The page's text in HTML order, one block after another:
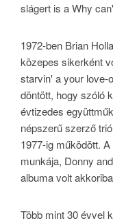
slágert is a Why
1972-ben Brian
közepes sikerként
starvin' a your love-
döntött, hogy szóló
évtizedes
népszerű szerző
1977-ig működött.
munkája, Donny
albuma volt
Több mint 30 évvel